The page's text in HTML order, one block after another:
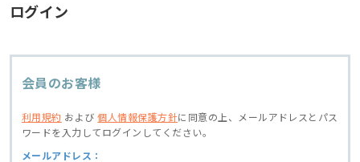
ログイン
会員のお客様
利用規約 および個人情報保護方針に同意の上、
メールアドレスとパス
ワードを入力してログインしてください。
メールアドレス：